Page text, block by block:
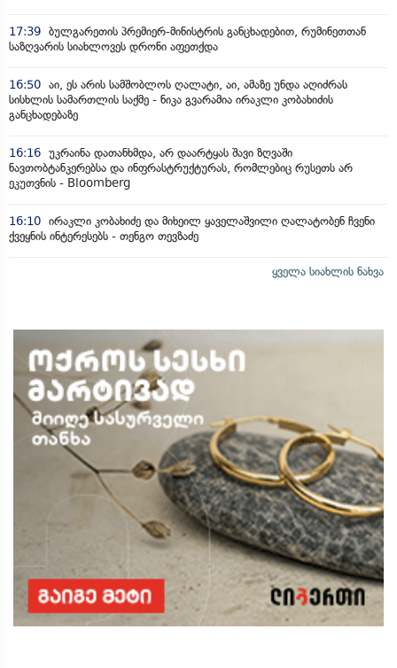
17:39 ბულგარეთის პრემიერ-მინისტრის განცხადებით, რუმინეთთან
საზღვარის სიახლოვეს დრონი აფეთქდა
16:50 აი, ეს არის სამშობლოს ღალატი, აი, ამაზე უნდა აღიძრას
სისხლის სამართლის საქმე - ნიკა გვარამია ირაკლი კობახიძის
განცხადებაზე
16:16 უკრაინა დათანხმდა, არ დაარტყას შავი ზღვაში
ნავთობტანკერებსა და ინფრასტრუქტურას, რომლებიც რუსეთს არ
ეკუთვნის - Bloomberg
16:10 ირაკლი კობახიძე და მიხეილ ყაველაშვილი ღალატობენ ჩვენი
ქვეყნის ინტერესებს - თენგო თევზაძე
ყველა სიახლის ნახვა